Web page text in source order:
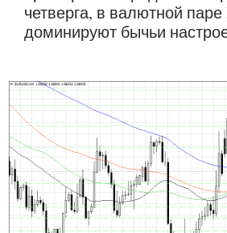
четверга, в валютной паре
доминируют бычьи